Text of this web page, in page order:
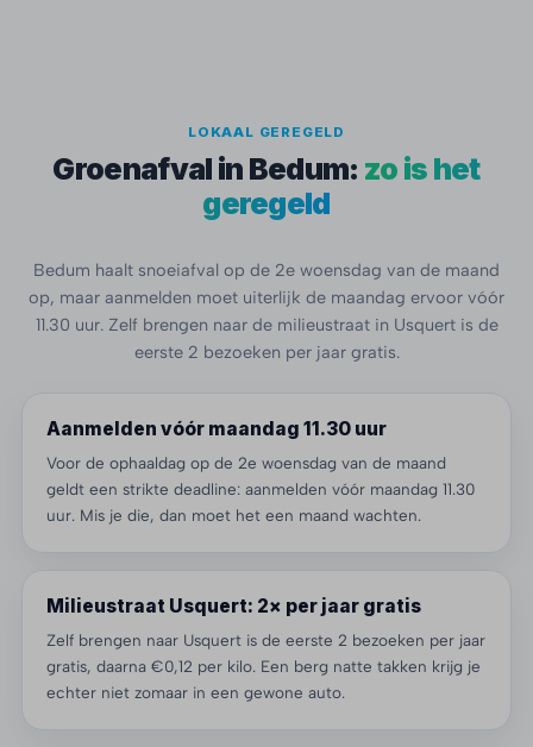
LOKAAL GEREGELD
Groenafval in Bedum: zo is het
geregeld
Bedum haalt snoeiafval op de 2e woensdag van de maand
op, maar aanmelden moet uiterlijk de maandag ervoor vóór
11.30 uur. Zelf brengen naar de milieustraat in Usquert is de
eerste 2 bezoeken per jaar gratis.
Aanmelden vóór maandag 11.30 uur
Voor de ophaaldag op de 2e woensdag van de maand
geldt een strikte deadline: aanmelden vóór maandag 11.30
uur. Mis je die, dan moet het een maand wachten.
Milieustraat Usquert: 2× per jaar gratis
Zelf brengen naar Usquert is de eerste 2 bezoeken per jaar
gratis, daarna €0,12 per kilo. Een berg natte takken krijg je
echter niet zomaar in een gewone auto.